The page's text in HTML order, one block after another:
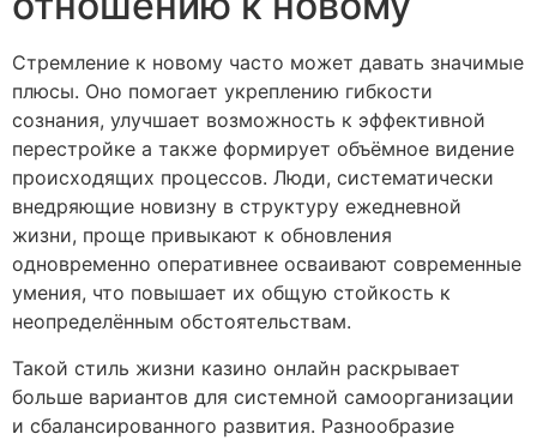
Стремление к новому часто может давать значимые
плюсы. Оно помогает укреплению гибкости
сознания, улучшает возможность к эффективной
перестройке а также формирует объёмное видение
происходящих процессов. Люди, систематически
внедряющие новизну в структуру ежедневной
жизни, проще привыкают к обновления
одновременно оперативнее осваивают современные
умения, что повышает их общую стойкость к
неопределённым обстоятельствам.
Такой стиль жизни казино онлайн раскрывает
больше вариантов для системной самоорганизации
и сбалансированного развития. Разнообразие